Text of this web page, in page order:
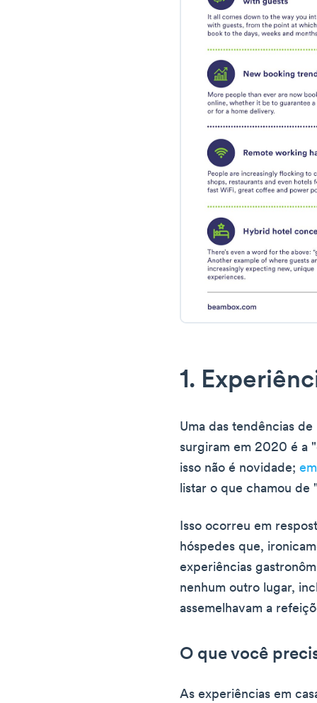
1.
Uma das tendências
surgiram em 2020 é a
isso não é novidade;
listar o que chamou de
Isso ocorreu em
hóspedes que,
experiências
nenhum outro lugar,
assemelhavam a
O que você
As experiências em